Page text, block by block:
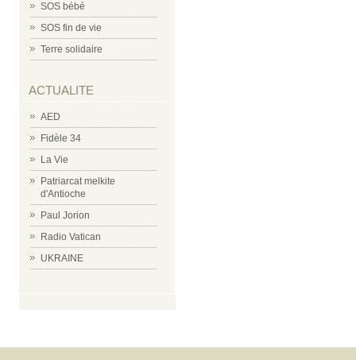
SOS bébé
SOS fin de vie
Terre solidaire
ACTUALITE
AED
Fidèle 34
La Vie
Patriarcat melkite
d'Antioche
Paul Jorion
Radio Vatican
UKRAINE